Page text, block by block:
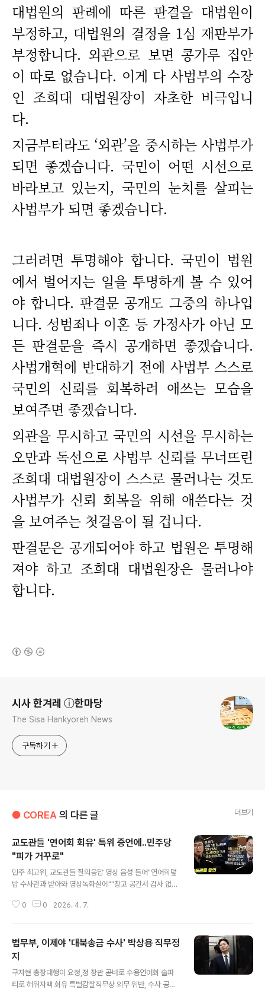
대법원의 판례에 따른 판결을 대법원이
부정하고, 대법원의 결정을 1심 재판부가
부정합니다. 외관으로 보면 콩가루 집안
이 따로 없습니다. 이게 다 사법부의 수장
인 조희대 대법원장이 자초한 비극입니
다.
지금부터라도 ‘외관’을 중시하는 사법부가
되면 좋겠습니다. 국민이 어떤 시선으로
바라보고 있는지, 국민의 눈치를 살피는
사법부가 되면 좋겠습니다.
그러려면 투명해야 합니다. 국민이 법원
에서 벌어지는 일을 투명하게 볼 수 있어
야 합니다. 판결문 공개도 그중의 하나입
니다. 성범죄나 이혼 등 가정사가 아닌 모
든 판결문을 즉시 공개하면 좋겠습니다.
사법개혁에 반대하기 전에 사법부 스스로
국민의 신뢰를 회복하려 애쓰는 모습을
보여주면 좋겠습니다.
외관을 무시하고 국민의 시선을 무시하는
오만과 독선으로 사법부 신뢰를 무너뜨린
조희대 대법원장이 스스로 물러나는 것도
사법부가 신뢰 회복을 위해 애쓴다는 것
을 보여주는 첫걸음이 될 겁니다.
판결문은 공개되어야 하고 법원은 투명해
져야 하고 조희대 대법원장은 물러나야
합니다.
시사 한겨레 ⓘ한마당
The Sisa Hankyoreh News
구독하기
● COREA 의 다른 글 더보기
교도관들 '연어회 회유' 특위 증언에..민주당
"피가 거꾸로"
민주 최고위, 교도관들 질의응답 영상 음성 들어"연어회덮
밥 수사관과 받아와 영상녹화실에""창고 공간서 검사 없이
다 증언김동아 의원 "수원지검 위증죄 기소에 참담"리호남
비수사하던 검사들 교도관 1~5분 전화 조사 미디어오늘
동영상 화면 갈무리 “이 내용을 듣는 순간 진짜로 피가 거
꾸로 솟았다. 이럴 수가 있나? 검찰이 그런 일은 있을 수 없
다고 그랬는데 지금 교도관들의 증언으로 다 사실로 드러
나고 있다.” 정청래 더불어민주당 대표가 6일 오전 수원의
0 0 2026. 4. 7.
법무부, 이제야 '대북송금 수사' 박상용 직무정
지
구자현 총장대행이 요청,정 장관 곧바로 수용연어회 술파
티로 허위자백 회유 특별감찰직무상 의무 위반, 수사 공정